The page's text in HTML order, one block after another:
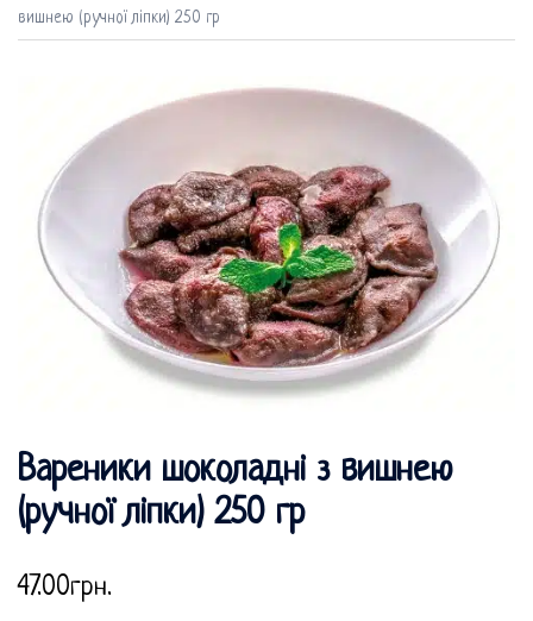
вишнею (ручної ліпки) 250 гр
Вареники шоколадні з вишнею
(ручної ліпки) 250 гр
47.00грн.